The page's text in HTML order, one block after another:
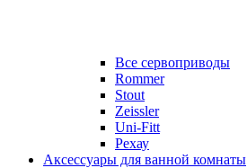
Все сервоприводы
Rommer
Stout
Zeissler
Uni-Fitt
Рехау
Аксессуары для ванной комнаты